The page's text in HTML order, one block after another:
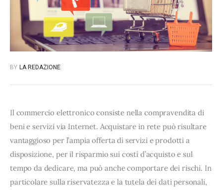
BY LA REDAZIONE
Il commercio elettronico consiste nella compravendita di
beni e servizi via Internet. Acquistare in rete può risultare
vantaggioso per l’ampia offerta di servizi e prodotti a
disposizione, per il risparmio sui costi d’acquisto e sul
tempo da dedicare, ma può anche comportare dei rischi. In
particolare sulla riservatezza e la tutela dei dati personali,